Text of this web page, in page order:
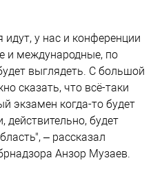
у нас и конференции
и международные, по
выглядеть. С большой
сказать, что всё-таки
экзамен когда-то будет
действительно, будет
– рассказал
Анзор Музаев.